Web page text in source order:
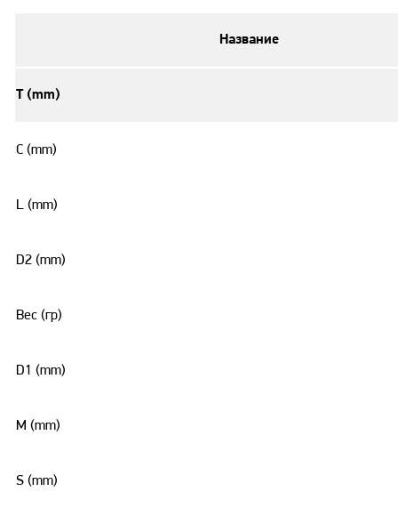
Название
T (mm)
C (mm)
L (mm)
D2 (mm)
Вес (гр)
D1 (mm)
M (mm)
S (mm)